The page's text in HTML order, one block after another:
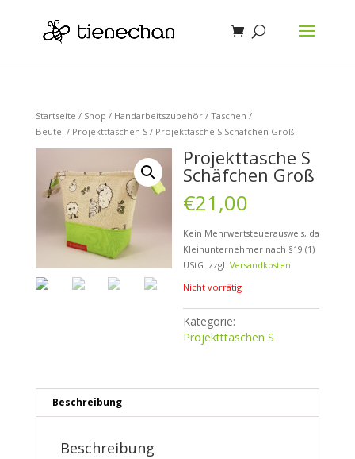
Startseite / Shop / Handarbeitszubehör/ Taschen /
Beutel / Projektttaschen S/ Projekttasche S Schäfchen Groß
Projekttasche S
Schäfchen Groß
€21,00
Kein Mehrwertsteuerausweis, da
Kleinunternehmer nach §19 (1)
UStG. zzgl.Versandkosten
Nicht vorrätig
Kategorie:
Projektttaschen S
Beschreibung
Beschreibung